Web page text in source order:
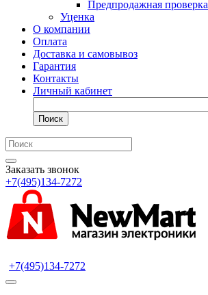
Предпродажная проверка
Уценка
О компании
Оплата
Доставка и самовывоз
Гарантия
Контакты
Личный кабинет
Поиск
Заказать звонок
+7(495)134-7272
+7(495)134-7272